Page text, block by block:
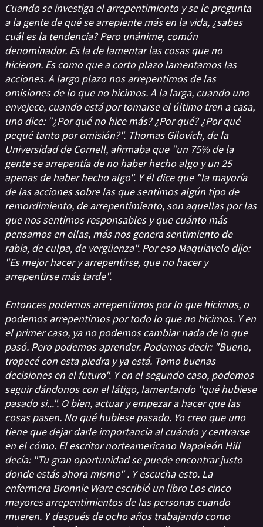
Cuando se investiga el arrepentimiento y se le pregunta
a la gente de qué se arrepiente más en la vida, ¿sabes
cuál es la tendencia? Pero unánime, común
denominador. Es la de lamentar las cosas que no
hicieron. Es como que a corto plazo lamentamos las
acciones. A largo plazo nos arrepentimos de las
omisiones de lo que no hicimos. A la larga, cuando uno
envejece, cuando está por tomarse el último tren a casa,
uno dice: "¿Por qué no hice más? ¿Por qué? ¿Por qué
pequé tanto por omisión?". Thomas Gilovich, de la
Universidad de Cornell, afirmaba que "un 75% de la
gente se arrepentía de no haber hecho algo y un 25
apenas de haber hecho algo". Y él dice que "la mayoría
de las acciones sobre las que sentimos algún tipo de
remordimiento, de arrepentimiento, son aquellas por las
que nos sentimos responsables y que cuánto más
pensamos en ellas, más nos genera sentimiento de
rabia, de culpa, de vergüenza". Por eso Maquiavelo dijo:
"Es mejor hacer y arrepentirse, que no hacer y
arrepentirse más tarde".
Entonces podemos arrepentirnos por lo que hicimos, o
podemos arrepentirnos por todo lo que no hicimos. Y en
el primer caso, ya no podemos cambiar nada de lo que
pasó. Pero podemos aprender. Podemos decir: "Bueno,
tropecé con esta piedra y ya está. Tomo buenas
decisiones en el futuro". Y en el segundo caso, podemos
seguir dándonos con el látigo, lamentando "qué hubiese
pasado si...". O bien, actuar y empezar a hacer que las
cosas pasen. No qué hubiese pasado. Yo creo que uno
tiene que dejar darle importancia al cuándo y centrarse
en el cómo. El escritor norteamericano Napoleón Hill
decía: "Tu gran oportunidad se puede encontrar justo
donde estás ahora mismo" . Y escucha esto. La
enfermera Bronnie Ware escribió un libro Los cinco
mayores arrepentimientos de las personas cuando
mueren. Y después de ocho años trabajando como